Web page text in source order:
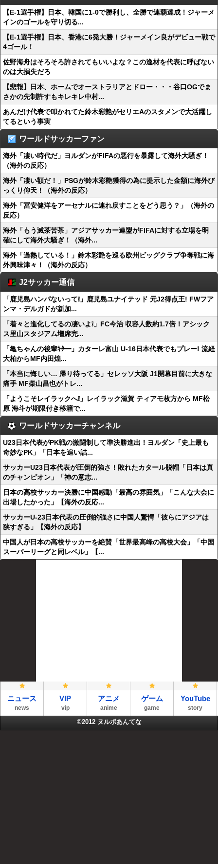
【E-1選手権】日本、韓国に1-0で勝利し、全勝で連覇達成！ジャーメ
インのゴールを守り切る...
【E-1選手権】日本、香港に6発大勝！ジャーメイン良がデビュー戦で
4ゴール！
佐野海舟はそろそろ許されてもいいよな？この逸材を代表に呼ばない
のは大損失だろ
【悲報】日本、ホームでオーストラリアとドロー・・・谷口OGでま
さかの先制許すもキレキレ中村...
あんだけ代表で叩かれてた鈴木彩艶がセリエAのスタメンで大活躍し
てるという事実
ワールドサッカーファン
海外「凄い時代だ」ヨルダンがFIFAの悪行を暴露して海外大騒ぎ！
（海外の反応）
海外「凄い額だ！」PSGが鈴木彩艶獲得の為に提示した金額に海外び
っくり仰天！（海外の反応）
海外「冨安健洋をアーセナルに連れ戻すことをどう思う？」（海外の
反応）
海外「もう滅茶苦茶」アジアサッカー連盟がFIFAに対する立場を明
確にして海外大騒ぎ！（海外...
海外「過熱している！」鈴木彩艶を巡る欧州ビッグクラブ争奪戦に海
外興味津々！（海外の反応）
J2サッカー通信
「鹿児島ハンパないって❕」鹿児島ユナイテッド 元J2得点王! FWフア
ンマ・デルガドが新加...
「着々と進化してるの凄いよ❕」FC今治 収容人数約1.7倍！アシック
ス里山スタジアム増席完...
「亀ちゃんの後輩ｷﾀ━」カターレ富山 U-16日本代表でもプレー! 流経
大柏からMF内田煌...
「本当に悔しい… 帰り待ってる」セレッソ大阪 J1開幕目前に大きな
痛手 MF柴山昌也がトレ...
「ようこそレイラックへ❕」レイラック滋賀 ティアモ枚方から MF松
原 海斗が期限付き移籍で...
ワールドサッカーチャンネル
U23日本代表がPK戦の激闘制して準決勝進出！ヨルダン「史上最も
奇妙なPK」「日本を追い詰...
サッカーU23日本代表が圧倒的強さ！敗れたカタール脱帽「日本は真
のチャンピオン」「神の意志...
日本の高校サッカー決勝に中国感動「最高の雰囲気」「こんな大会に
出場したかった」【海外の反応...
サッカーU-23日本代表の圧倒的強さに中国人驚愕「彼らにアジアは
狭すぎる」【海外の反応】
中国人が日本の高校サッカーを絶賛「世界最高峰の高校大会」「中国
スーパーリーグと同レベル」【...
ニュース
news
VIP
vip
アニメ
anime
ゲーム
game
YouTube
story
©2012 ヌルポあんてな